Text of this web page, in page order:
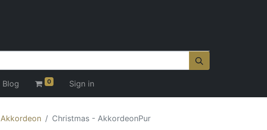
Blog 0 Sign in
Akkordeon Christmas - AkkordeonPur